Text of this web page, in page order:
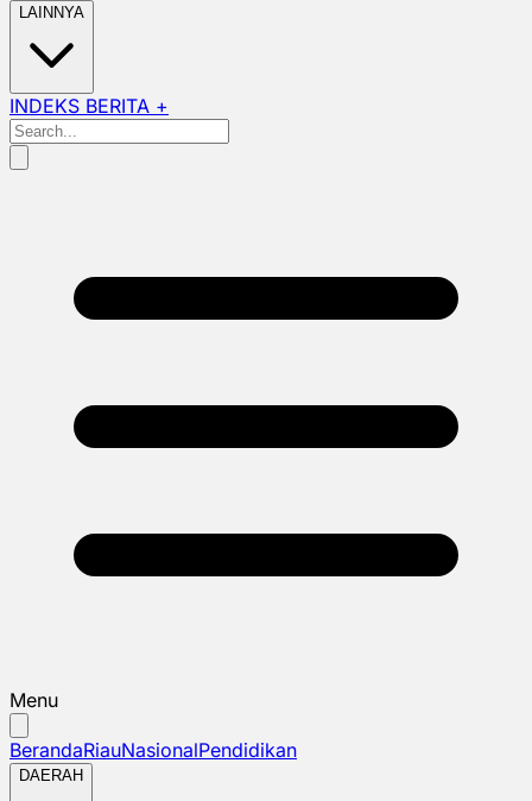
LAINNYA
INDEKS BERITA +
Menu
BerandaRiauNasionalPendidikan
DAERAH